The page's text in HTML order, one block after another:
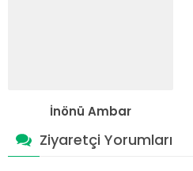
İnönü Ambar
Ziyaretçi Yorumları